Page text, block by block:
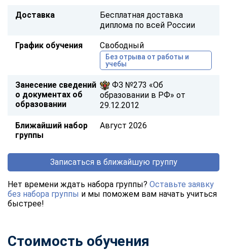
Доставка
Бесплатная доставка
диплома по всей России
График обучения Свободный
Без отрыва от работы и
учебы
Занесение сведений
о документах об
образовании
ФЗ №273 «Об
образовании в РФ» от
29.12.2012
Ближайший набор
группы
Август 2026
Записаться в ближайшую группу
Нет времени ждать набора группы? Оставьте заявку
без набора группы и мы поможем вам начать учиться
быстрее!
Стоимость обучения